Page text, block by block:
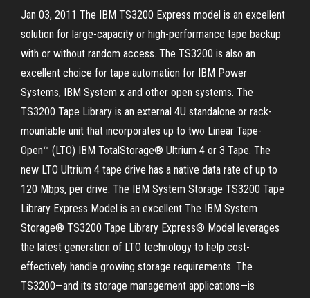
Jan 03, 2011 The IBM TS3200 Express model is an excellent
solution for large-capacity or high-performance tape backup
with or without random access. The TS3200 is also an
excellent choice for tape automation for IBM Power
Systems, IBM System x and other open systems. The
TS3200 Tape Library is an external 4U standalone or rack-
mountable unit that incorporates up to two Linear Tape-
Open™ (LTO) IBM TotalStorage® Ultrium 4 or 3 Tape. The
new LTO Ultrium 4 tape drive has a native data rate of up to
120 Mbps, per drive. The IBM System Storage TS3200 Tape
Library Express Model is an excellent The IBM System
Storage® TS3200 Tape Library Express® Model leverages
the latest generation of LTO technology to help cost-
effectively handle growing storage requirements. The
TS3200—and its storage management applications—is